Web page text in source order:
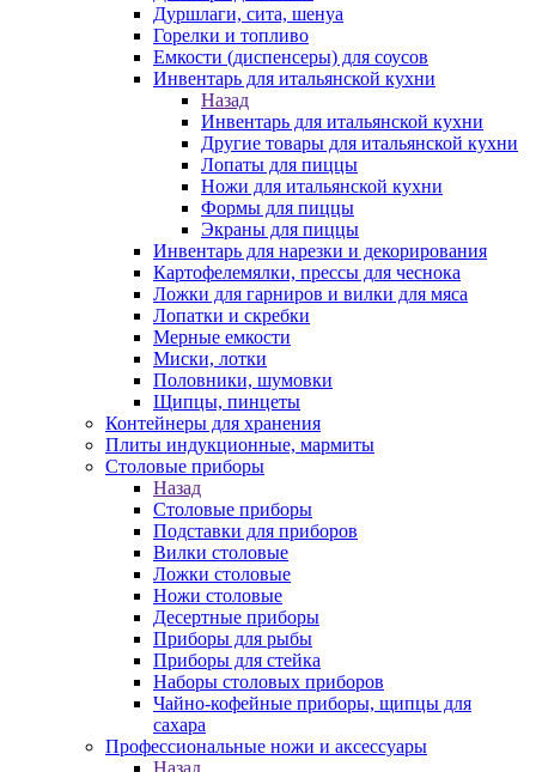
Дуршлаги, сита, шенуа
Горелки и топливо
Емкости (диспенсеры) для соусов
Инвентарь для итальянской кухни
Назад
Инвентарь для итальянской кухни
Другие товары для итальянской кухни
Лопаты для пиццы
Ножи для итальянской кухни
Формы для пиццы
Экраны для пиццы
Инвентарь для нарезки и декорирования
Картофелемялки, прессы для чеснока
Ложки для гарниров и вилки для мяса
Лопатки и скребки
Мерные емкости
Миски, лотки
Половники, шумовки
Щипцы, пинцеты
Контейнеры для хранения
Плиты индукционные, мармиты
Столовые приборы
Назад
Столовые приборы
Подставки для приборов
Вилки столовые
Ложки столовые
Ножи столовые
Десертные приборы
Приборы для рыбы
Приборы для стейка
Наборы столовых приборов
Чайно-кофейные приборы, щипцы для
сахара
Профессиональные ножи и аксессуары
Назад